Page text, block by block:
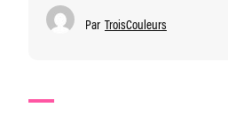
Par TroisCouleurs